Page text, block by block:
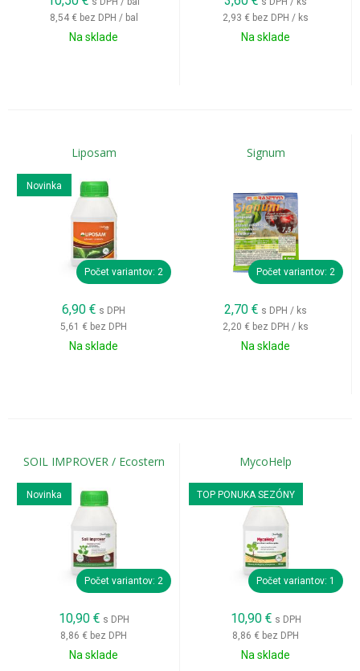
8,54 € bez DPH / bal
Na sklade
2,93 € bez DPH / ks
Na sklade
Liposam
Novinka
Počet variantov: 2
6,90 € s DPH
5,61 € bez DPH
Na sklade
Signum
Počet variantov: 2
2,70 € s DPH / ks
2,20 € bez DPH / ks
Na sklade
SOIL IMPROVER / Ecostern
Novinka
Počet variantov: 2
10,90 € s DPH
8,86 € bez DPH
Na sklade
MycoHelp
TOP PONUKA SEZÓNY
Počet variantov: 1
10,90 € s DPH
8,86 € bez DPH
Na sklade